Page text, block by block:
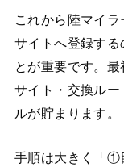
これから陸マイ
サイトへ登録す
とが重要です。
サイト・交換ル
ルが貯まります。
手順は大きく「